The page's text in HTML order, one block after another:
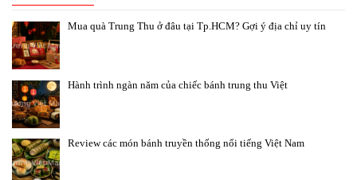
Mua quà Trung Thu ở đâu tại Tp.HCM? Gợi ý địa chỉ uy tín
Hành trình ngàn năm của chiếc bánh trung thu Việt
Review các món bánh truyền thống nổi tiếng Việt Nam